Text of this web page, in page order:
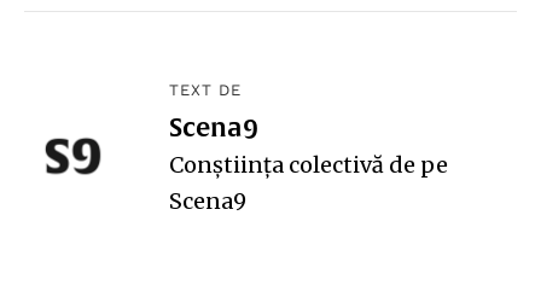
TEXT DE
Scena9
Conștiința colectivă de pe
Scena9